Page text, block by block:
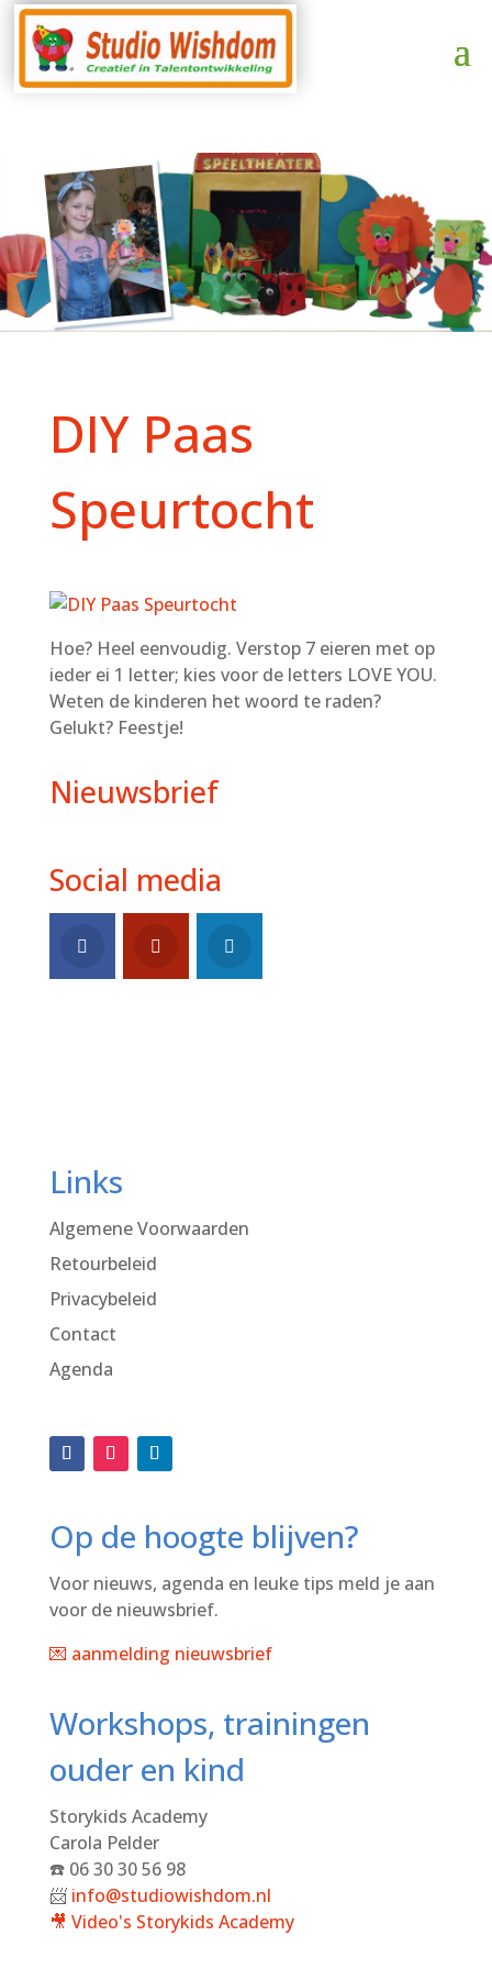
DIY Paas
Speurtocht
Hoe? Heel eenvoudig. Verstop 7 eieren met op
ieder ei 1 letter; kies voor de letters LOVE YOU.
Weten de kinderen het woord te raden?
Gelukt? Feestje!
Nieuwsbrief
Social media
Links
Algemene Voorwaarden
Retourbeleid
Privacybeleid
Contact
Agenda
Op de hoogte blijven?
Voor nieuws, agenda en leuke tips meld je aan
voor de nieuwsbrief.
💌 aanmelding nieuwsbrief
Workshops, trainingen
ouder en kind
Storykids Academy
Carola Pelder
☎️ 06 30 30 56 98
📨 info@studiowishdom.nl
🎥 Video's Storykids Academy